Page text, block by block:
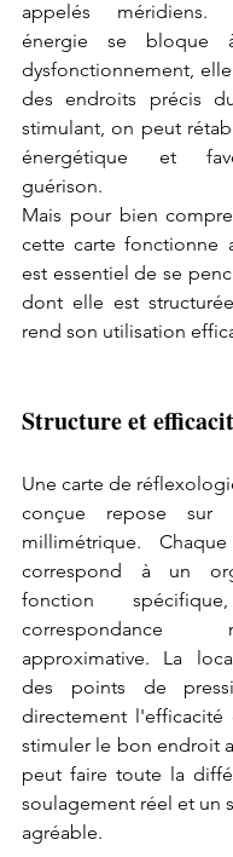
appelés méridiens.
énergie se bloque
dysfonctionnement,
des endroits précis
stimulant, on peut
énergétique et
guérison.
Mais pour bien
cette carte fonctionne
est essentiel de se
dont elle est
rend son utilisation
Structure et
Une carte de
conçue repose sur
millimétrique.
correspond à un
fonction
approximative. La
des points de
directement l'efficacité
stimuler le bon endroit
peut faire toute la
soulagement réel et un
agréable.